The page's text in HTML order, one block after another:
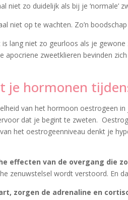
niet zo duidelijk als bij je
niet op te wachten. Zo’n
lang niet zo geurloos als je gewone
apocriene zweetklieren bevinden
hormonen
van het hormoon oestrogeen
dat je begint te zweten.
het oestrogeenniveau denkt je
effecten van de overgang die
zenuwstelsel wordt verstoord. En
zorgen de adrenaline en